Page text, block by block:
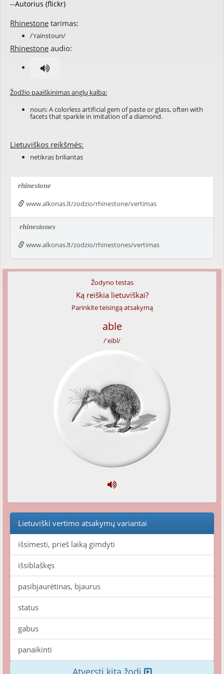
--Autorius (flickr)
Rhinestone tarimas:
/'rainstoun/
Rhinestone audio:
Žodžio paaiškinimas anglų kalba:
noun: A colorless artificial gem of paste or glass, often with
facets that sparkle in imitation of a diamond.
Lietuviškos reikšmės:
netikras briliantas
rhinestone
www.alkonas.lt/zodzio/rhinestone/vertimas
rhinestones
www.alkonas.lt/zodzio/rhinestones/vertimas
Žodyno testas
Ką reiškia lietuviškai?
Parinkite teisingą atsakymą
able
/'eibl/
Lietuviški vertimo atsakymų variantai
išsimesti, prieš laiką gimdyti
išsiblaškęs
pasibjaurėtinas, bjaurus
status
gabus
panaikinti
Atversti kitą žodį